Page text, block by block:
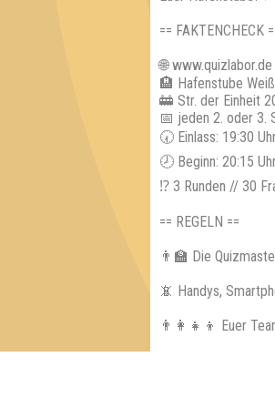
== FAKTENCHECK
🌐 www.quizlabor.de
🏨 Hafenstube
🚋 Str. der Einheit
📅 jeden 2. oder 3.
🕢 Einlass: 19:30
🕗 Beginn: 20:15
⁉ 3 Runden // 30
== REGELN ==
👨‍🏫 Die
📵 Handys,
👨‍👩‍👧‍👦 Euer